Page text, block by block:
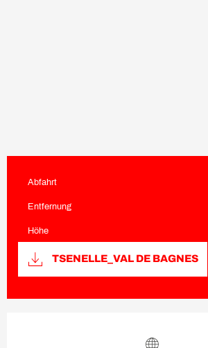
Praktische
Abfahrt
Entfernung
Höhe
Dokumentation
TSENELLE_VAL DE BAGNES